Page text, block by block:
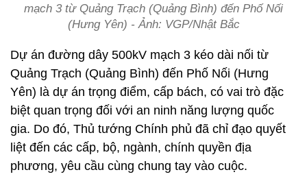
mạch 3 từ Quảng Trạch (Quảng Bình) đến Phố Nối
(Hưng Yên) - Ảnh: VGP/Nhật Bắc
Dự án đường dây 500kV mạch 3 kéo dài nối từ
Quảng Trạch (Quảng Bình) đến Phố Nối (Hưng
Yên) là dự án trọng điểm, cấp bách, có vai trò đặc
biệt quan trọng đối với an ninh năng lượng quốc
gia. Do đó, Thủ tướng Chính phủ đã chỉ đạo quyết
liệt đến các cấp, bộ, ngành, chính quyền địa
phương, yêu cầu cùng chung tay vào cuộc.